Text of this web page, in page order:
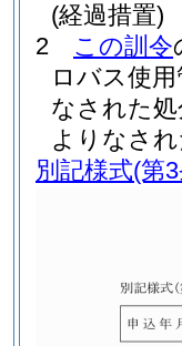
(経過措置)
2
この訓令
ロバス使
なされた
よりなさ
別記様式(第